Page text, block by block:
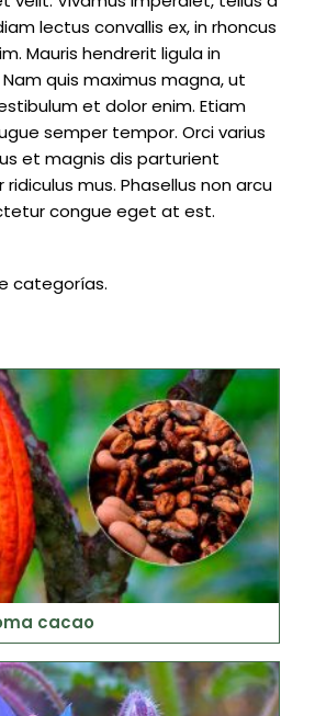
lectus convallis ex, in rhoncus
Mauris hendrerit ligula in
quis maximus magna, ut
et dolor enim. Etiam
semper tempor. Orci varius
et magnis dis parturient
mus. Phasellus non arcu
congue eget at est.
categorías.
cacao